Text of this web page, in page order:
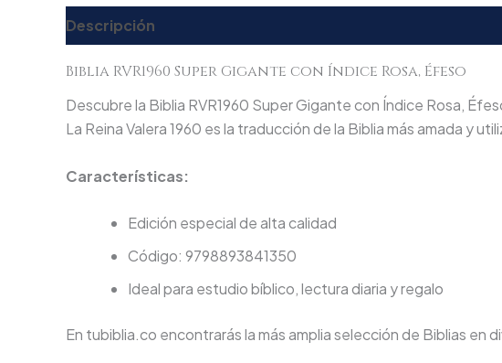
Descripción
Biblia RVR1960 Super Gigante con Índice Rosa, Éfeso
Descubre la Biblia RVR1960 Super Gigante con Índice Rosa,
La Reina Valera 1960 es la traducción de la Biblia más amada y
Características:
Edición especial de alta calidad
Código: 9798893841350
Ideal para estudio bíblico, lectura diaria y regalo
En tubiblia.co encontrarás la más amplia selección de Biblias en